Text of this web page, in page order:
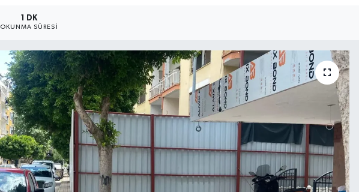
1 DK
OKUNMA SÜRESI